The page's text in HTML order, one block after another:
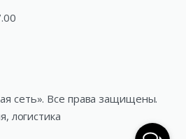
воды
продукция
сеть». Все права защищены.
логистика